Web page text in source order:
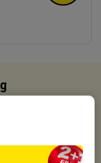
volgende dag in huis